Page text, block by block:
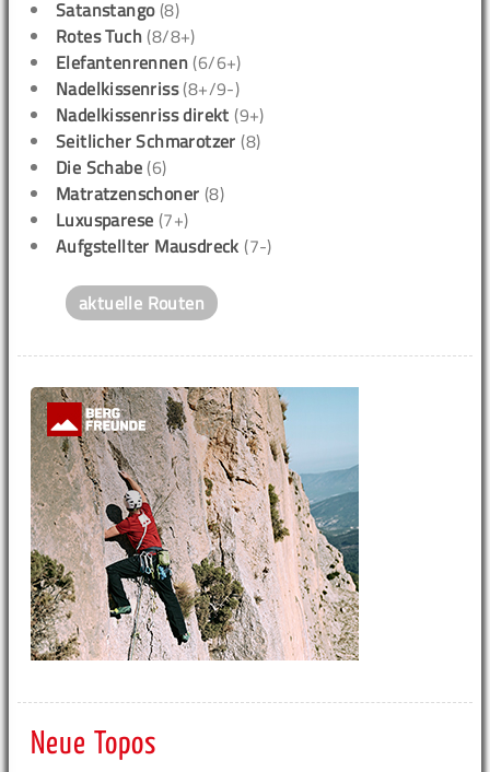
Satanstango(8)
Rotes Tuch (8/8+)
Elefantenrennen (6/6+)
Nadelkissenriss(8+/9-)
Nadelkissenriss direkt (9+)
Seitlicher Schmarotzer (8)
Die Schabe (6)
Matratzenschoner (8)
Luxusparese (7+)
Aufgstellter Mausdreck (7-)
aktuelle Routen
Neue Topos